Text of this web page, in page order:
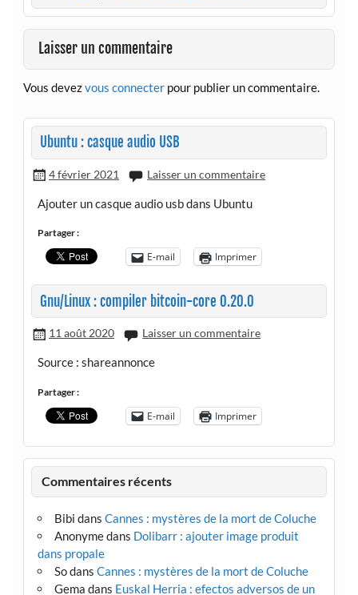
Laisser un commentaire
Vous devezvous connecterpour publier un commentaire.
Ubuntu : casque audio USB
4 février 2021 Laisser un commentaire
Ajouter un casque audio usb dans Ubuntu
Partager :
E-mail Imprimer
Gnu/Linux : compiler bitcoin-core 0.20.0
11 août 2020 Laisser un commentaire
Source : shareannonce
Partager :
E-mail Imprimer
Commentaires récents
Bibi dans Cannes : mystères de la mort de Coluche
Anonymedans Dolibarr : ajouter image produit
dans propale
Sodans Cannes : mystères de la mort de Coluche
Gema dans Euskal Herria : efectos adversos de un